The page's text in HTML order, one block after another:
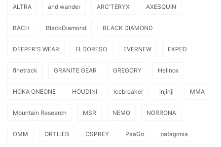
ALTRA and wander ARC'TERYX AXESQUIN
BACH BlackDiamond BLACK DIAMOND
DEEPER'S WEAR ELDORESO EVERNEW EXPED
finetrack GRANITE GEAR GREGORY Helinox
HOKA ONEONE HOUDINI Icebreaker injinji MMA
Mountain Research MSR NEMO NORRONA
OMM ORTLIEB OSPREY PaaGo patagonia